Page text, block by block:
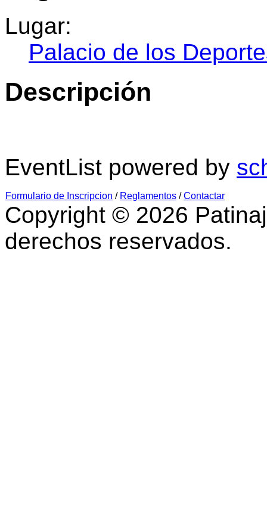
Lugar:
Palacio de los
Descripción
EventList powered by
Formulario de Inscripcion / Reglamentos /Contactar
Copyright © 2026
derechos reservados.